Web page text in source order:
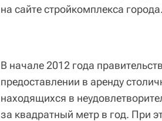
на сайте стройкомплекса города.
В начале 2012 года
предоставлении в аренду
находящихся в
за квадратный метр в год. При